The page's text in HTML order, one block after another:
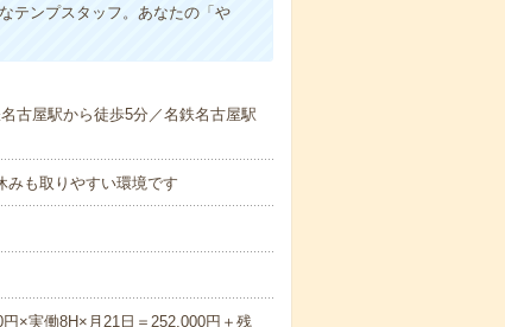
テンプスタッフ。あなたの「や
古屋駅から徒歩5分／名鉄名古屋駅
も取りやすい環境です
×実働8H×月21日＝252,000円＋残